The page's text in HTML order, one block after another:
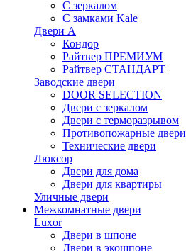
С зеркалом
С замками Kale
Двери А
Кондор
Райтвер ПРЕМИУМ
Райтвер СТАНДАРТ
Заводские двери
DOOR SELECTION
Двери с зеркалом
Двери с терморазрывом
Противопожарные двери
Технические двери
Люксор
Двери для дома
Двери для квартиры
Уличные двери
Межкомнатные двери
Luxor
Двери в шпоне
Двери в экошпоне